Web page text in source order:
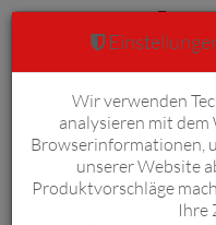
Anmelden
Wir verwenden
analysieren mit
Browserinformationen,
unserer Website
Produktvorschläge
Ihre